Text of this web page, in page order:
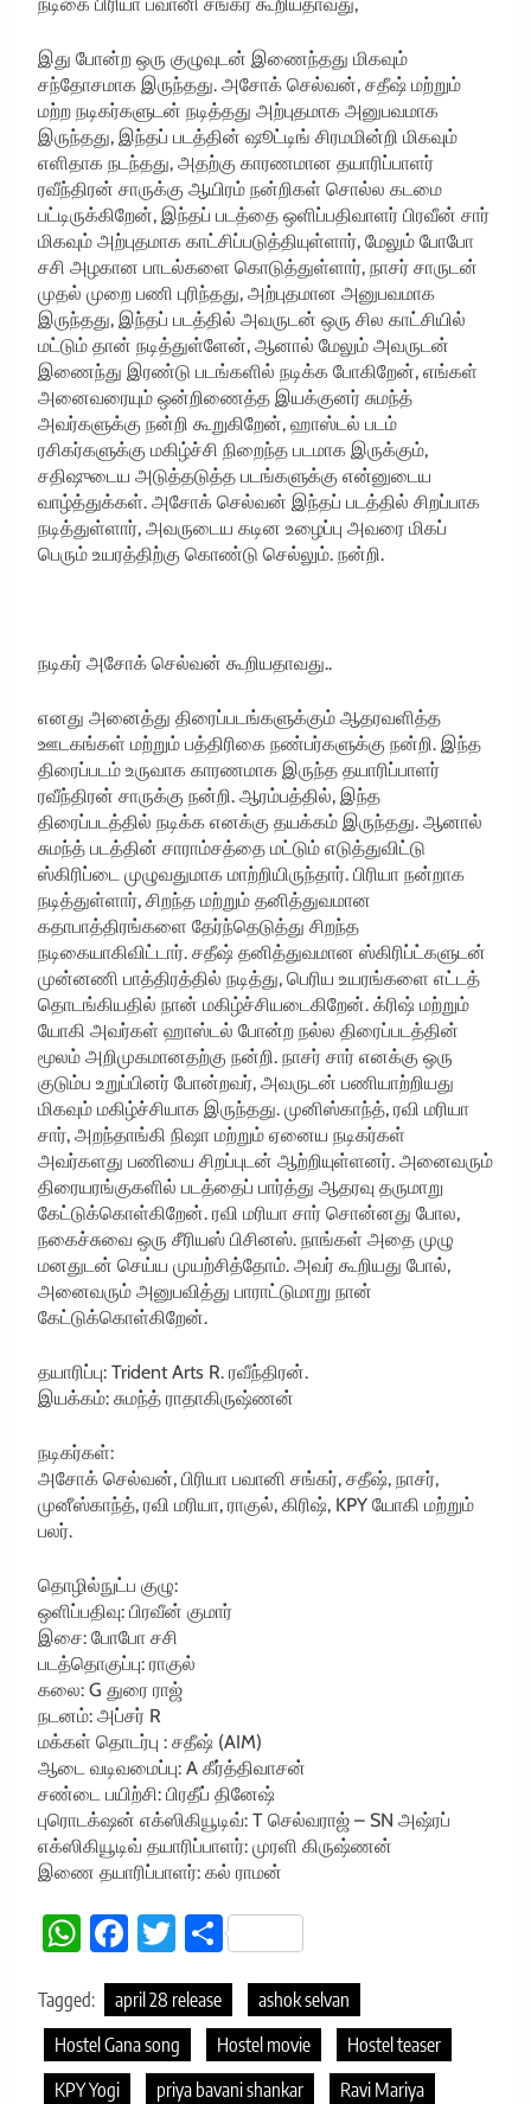
இது போன்ற ஒரு குழுவுடன் இணைந்தது மிகவும்
சந்தோசமாக இருந்தது. அசோக் செல்வன், சதீஷ் மற்றும்
மற்ற நடிகர்களுடன் நடித்தது அற்புதமாக அனுபவமாக
இருந்தது, இந்தப் படத்தின் ஷூட்டிங் சிரமமின்றி மிகவும்
எளிதாக நடந்தது, அதற்கு காரணமான தயாரிப்பாளர்
ரவீந்திரன் சாருக்கு ஆயிரம் நன்றிகள் சொல்ல கடமை
பட்டிருக்கிறேன், இந்தப் படத்தை ஒளிப்பதிவாளர் பிரவீன் சார்
மிகவும் அற்புதமாக காட்சிப்படுத்தியுள்ளார், மேலும் போபோ
சசி அழகான பாடல்களை கொடுத்துள்ளார், நாசர் சாருடன்
முதல் முறை பணி புரிந்தது, அற்புதமான அனுபவமாக
இருந்தது, இந்தப் படத்தில் அவருடன் ஒரு சில காட்சியில்
மட்டும் தான் நடித்துள்ளேன், ஆனால் மேலும் அவருடன்
இணைந்து இரண்டு படங்களில் நடிக்க போகிறேன், எங்கள்
அனைவரையும் ஒன்றிணைத்த இயக்குனர் சுமந்த்
அவர்களுக்கு நன்றி கூறுகிறேன், ஹாஸ்டல் படம்
ரசிகர்களுக்கு மகிழ்ச்சி நிறைந்த படமாக இருக்கும்,
சதிஷுடைய அடுத்தடுத்த படங்களுக்கு என்னுடைய
வாழ்த்துக்கள். அசோக் செல்வன் இந்தப் படத்தில் சிறப்பாக
நடித்துள்ளார், அவருடைய கடின உழைப்பு அவரை மிகப்
பெரும் உயரத்திற்கு கொண்டு செல்லும். நன்றி.
நடிகர் அசோக் செல்வன் கூறியதாவது..
எனது அனைத்து திரைப்படங்களுக்கும் ஆதரவளித்த
ஊடகங்கள் மற்றும் பத்திரிகை நண்பர்களுக்கு நன்றி. இந்த
திரைப்படம் உருவாக காரணமாக இருந்த தயாரிப்பாளர்
ரவீந்திரன் சாருக்கு நன்றி. ஆரம்பத்தில், இந்த
திரைப்படத்தில் நடிக்க எனக்கு தயக்கம் இருந்தது. ஆனால்
சுமந்த் படத்தின் சாராம்சத்தை மட்டும் எடுத்துவிட்டு
ஸ்கிரிப்டை முழுவதுமாக மாற்றியிருந்தார். பிரியா நன்றாக
நடித்துள்ளார், சிறந்த மற்றும் தனித்துவமான
கதாபாத்திரங்களை தேர்ந்தெடுத்து சிறந்த
நடிகையாகிவிட்டார். சதீஷ் தனித்துவமான ஸ்கிரிப்ட்களுடன்
முன்னணி பாத்திரத்தில் நடித்து, பெரிய உயரங்களை எட்டத்
தொடங்கியதில் நான் மகிழ்ச்சியடைகிறேன். க்ரிஷ் மற்றும்
யோகி அவர்கள் ஹாஸ்டல் போன்ற நல்ல திரைப்படத்தின்
மூலம் அறிமுகமானதற்கு நன்றி. நாசர் சார் எனக்கு ஒரு
குடும்ப உறுப்பினர் போன்றவர், அவருடன் பணியாற்றியது
மிகவும் மகிழ்ச்சியாக இருந்தது. முனிஸ்காந்த், ரவி மரியா
சார், அறந்தாங்கி நிஷா மற்றும் ஏனைய நடிகர்கள்
அவர்களது பணியை சிறப்புடன் ஆற்றியுள்ளனர். அனைவரும்
திரையரங்குகளில் படத்தைப் பார்த்து ஆதரவு தருமாறு
கேட்டுக்கொள்கிறேன். ரவி மரியா சார் சொன்னது போல,
நகைச்சுவை ஒரு சீரியஸ் பிசினஸ். நாங்கள் அதை முழு
மனதுடன் செய்ய முயற்சித்தோம். அவர் கூறியது போல்,
அனைவரும் அனுபவித்து பாராட்டுமாறு நான்
கேட்டுக்கொள்கிறேன்.
தயாரிப்பு: Trident Arts R. ரவீந்திரன்.
இயக்கம்: சுமந்த் ராதாகிருஷ்ணன்
நடிகர்கள்:
அசோக் செல்வன், பிரியா பவானி சங்கர், சதீஷ், நாசர்,
முனீஸ்காந்த், ரவி மரியா, ராகுல், கிரிஷ், KPY யோகி மற்றும்
பலர்.
தொழில்நுட்ப குழு:
ஒளிப்பதிவு: பிரவீன் குமார்
இசை: போபோ சசி
படத்தொகுப்பு: ராகுல்
கலை: G துரை ராஜ்
நடனம்: அப்சர் R
மக்கள் தொடர்பு : சதீஷ் (AIM)
ஆடை வடிவமைப்பு: A கீர்த்திவாசன்
சண்டை பயிற்சி: பிரதீப் தினேஷ்
புரொடக்‌ஷன் எக்ஸிகியூடிவ்: T செல்வராஜ் – SN அஷ்ரப்
எக்ஸிகியூடிவ் தயாரிப்பாளர்: முரளி கிருஷ்ணன்
இணை தயாரிப்பாளர்: கல் ராமன்
WhatsApp
Facebook
TwitterShare
Tagged: april 28 release
ashok selvan
Hostel Gana song
Hostel movie
Hostel teaser
KPY Yogi
priya bavani shankar
Ravi Mariya